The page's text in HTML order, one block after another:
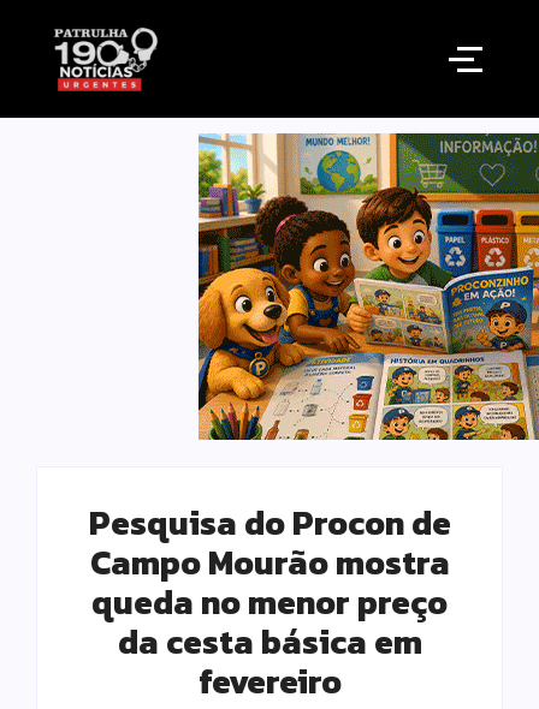
Pesquisa do Procon de
Campo Mourão mostra
queda no menor preço
da cesta básica em
fevereiro